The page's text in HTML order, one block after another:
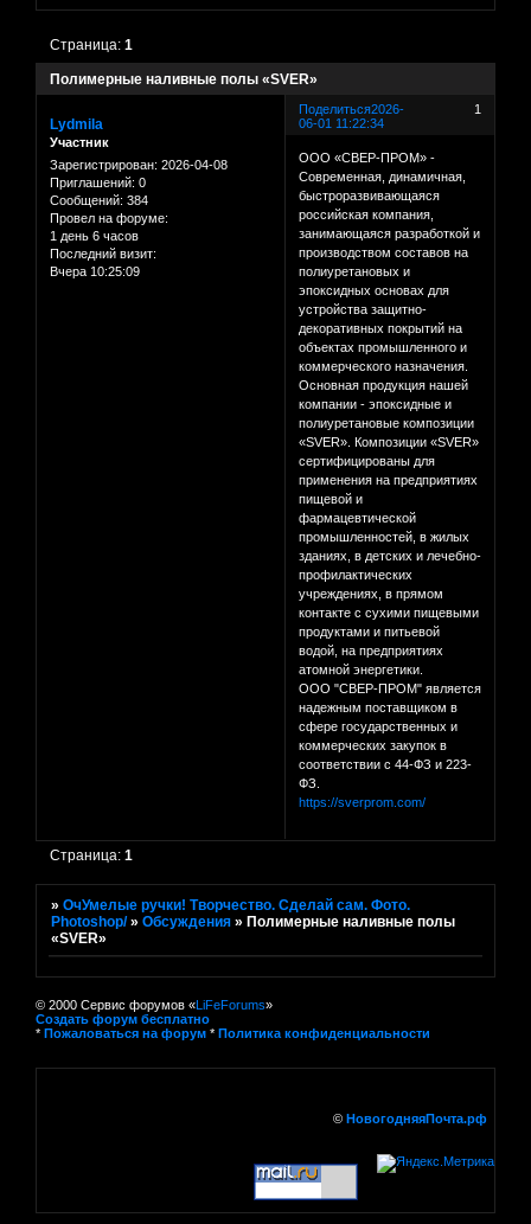
Полимерные наливные полы «SVER»
Страница:1
Поделиться 1
2026-
06-01 11:22:34
Lydmila
Участник
Зарегистрирован: 2026-04-08
Приглашений: 0
Сообщений: 384
Провел на форуме:
1 день 6 часов
Последний визит:
Вчера 10:25:09
ООО «СВЕР-ПРОМ» -
Современная, динамичная,
быстроразвивающаяся
российская компания,
занимающаяся разработкой и
производством составов на
полиуретановых и
эпоксидных основах для
устройства защитно-
декоративных покрытий на
объектах промышленного и
коммерческого назначения.
Основная продукция нашей
компании - эпоксидные и
полиуретановые композиции
«SVER». Композиции «SVER»
сертифицированы для
применения на предприятиях
пищевой и
фармацевтической
промышленностей, в жилых
зданиях, в детских и лечебно-
профилактических
учреждениях, в прямом
контакте с сухими пищевыми
продуктами и питьевой
водой, на предприятиях
атомной энергетики.
ООО "СВЕР-ПРОМ" является
надежным поставщиком в
сфере государственных и
коммерческих закупок в
соответствии с 44-ФЗ и 223-
ФЗ.
https://sverprom.com/
Страница:1
»ОчУмелые ручки! Творчество. Сделай сам. Фото.
Photoshop/ »Обсуждения »Полимерные наливные полы
«SVER»
© 2000 Сервис форумов «LiFeForums»
Создать форум бесплатно
* Пожаловаться на форум * Политика конфиденциальности
© НовогодняяПочта.рф